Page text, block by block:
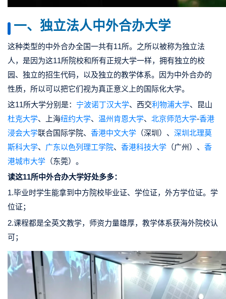
一、独立法人中外合办大学
这种类型的中外合办全国一共有11所。之所以被称为独立法
人，是因为这11所院校和所有正规大学一样，拥有独立的校
园、独立的招生代码，以及独立的教学体系。因为中外合办的
性质，所以可以把它们视为真正意义上的国际化大学。
这11所大学分别是： 宁波诺丁汉大学、西交利物浦大学、昆山
杜克大学、上海纽约大学、 温州肯恩大学、 北京师范大学-香港
浸会大学联合国际学院、 香港中文大学 （深圳）、 深圳北理莫
斯科大学、 广东以色列理工学院、 香港科技大学 （广州）、 香
港城市大学 （东莞）。
读这11所中外合办大学好处多多：
1.毕业时学生能拿到中方院校毕业证、学位证，外方学位证。学
位证；
2.课程都是全英文教学，师资力量雄厚，教学体系获海外院校认
可；